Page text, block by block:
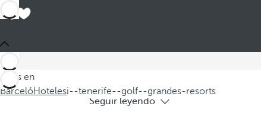
Estás en
BarcelóHotelesi--tenerife--golf--grandes-resorts
Hoteles
Seguir leyendo